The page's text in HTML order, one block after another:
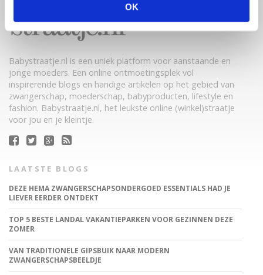
OK
Babystraatje.nl is een uniek platform voor aanstaande en
jonge moeders. Een online ontmoetingsplek vol
inspirerende blogs en handige artikelen op het gebied van
zwangerschap, moederschap, babyproducten, lifestyle en
fashion. Babystraatje.nl, het leukste online (winkel)straatje
voor jou en je kleintje.
LAATSTE BLOGS
DEZE HEMA ZWANGERSCHAPSONDERGOED ESSENTIALS HAD JE
LIEVER EERDER ONTDEKT
TOP 5 BESTE LANDAL VAKANTIEPARKEN VOOR GEZINNEN DEZE
ZOMER
VAN TRADITIONELE GIPSBUIK NAAR MODERN
ZWANGERSCHAPSBEELDJE